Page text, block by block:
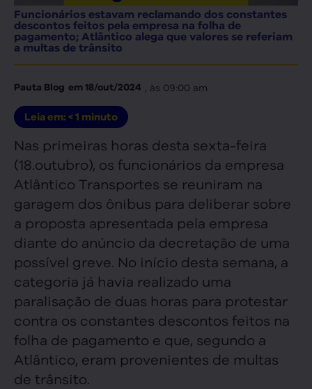
Funcionários estavam reclamando dos constantes
descontos feitos pela empresa na folha de
pagamento; Atlântico alega que valores se referiam
a multas de trânsito
Pauta Blog em18/out/2024 , às 09:00 am
Leia em: < 1 minuto
Nas primeiras horas desta sexta-feira
(18.outubro), os funcionários da empresa
Atlântico Transportes se reuniram na
garagem dos ônibus para deliberar sobre
a proposta apresentada pela empresa
diante do anúncio da decretação de uma
possível greve. No início desta semana, a
categoria já havia realizado uma
paralisação de duas horas para protestar
contra os constantes descontos feitos na
folha de pagamento e que, segundo a
Atlântico, eram provenientes de multas
de trânsito.